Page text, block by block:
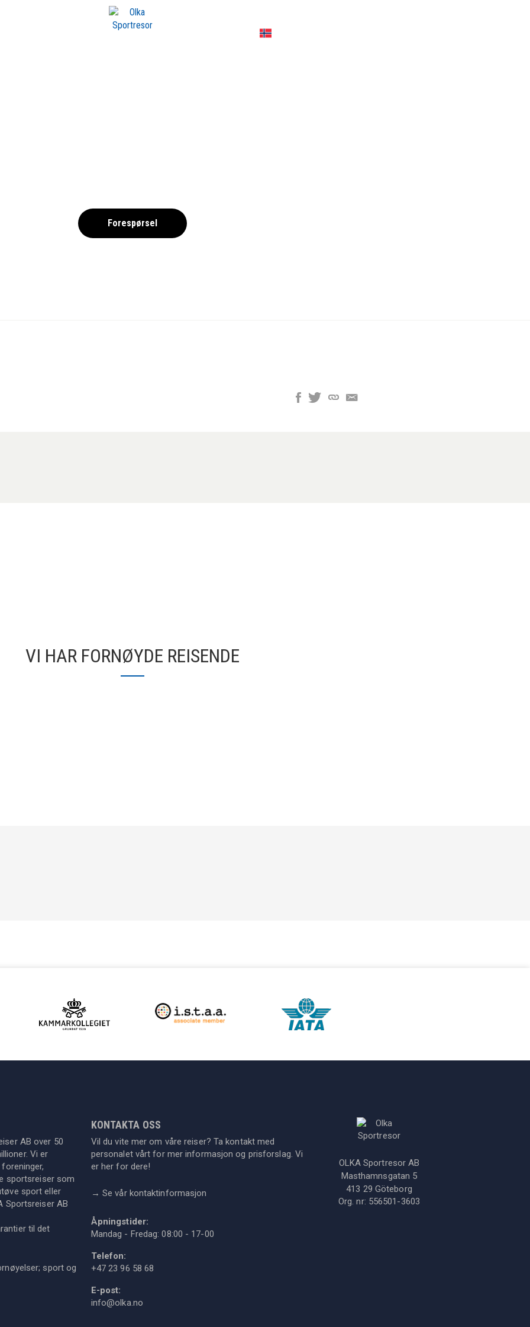
Forespørsel
VI HAR FORNØYDE REISENDE
AB over 50
Vi er
sportsreiser som
sport eller
Sportsreiser AB
til det
sport og
KONTAKTA OSS
Vil du vite mer om våre reiser? Ta kontakt med
personalet vårt for mer informasjon og prisforslag. Vi
er her for dere!
→ Se vår kontaktinformasjon
Åpningstider:
Mandag - Fredag: 08:00 - 17-00
Telefon:
+47 23 96 58 68
E-post:
info@olka.no
OLKA Sportresor AB
Masthamnsgatan 5
413 29 Göteborg
Org. nr: 556501-3603